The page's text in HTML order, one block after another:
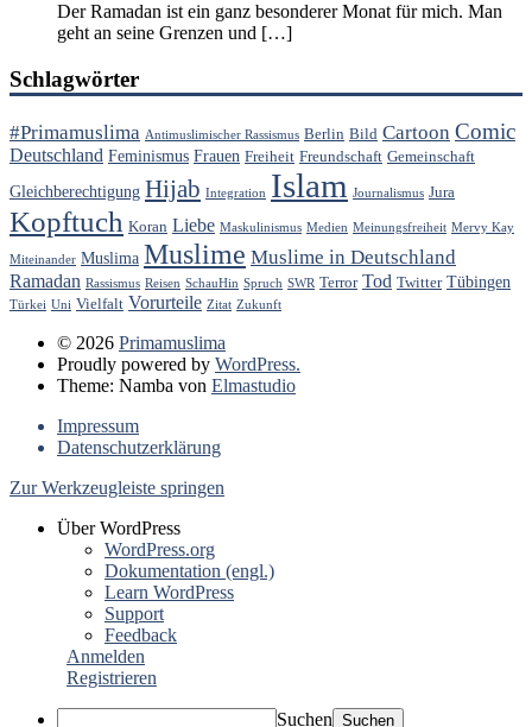
Der Ramadan ist ein ganz besonderer Monat für mich. Man
geht an seine Grenzen und […]
Schlagwörter
#Primamuslima Antimuslimischer Rassismus Berlin Bild Cartoon Comic
Deutschland Feminismus Frauen Freiheit Freundschaft Gemeinschaft
Gleichberechtigung Hijab Integration Islam Journalismus Jura
Kopftuch Koran Liebe Maskulinismus Medien Meinungsfreiheit Mervy Kay
Miteinander Muslima Muslime Muslime in Deutschland
Ramadan Rassismus Reisen SchauHin Spruch SWR Terror Tod Twitter Tübingen
Türkei Uni Vielfalt Vorurteile Zitat Zukunft
© 2026 Primamuslima
Proudly powered by WordPress.
Theme: Namba von Elmastudio
Impressum
Datenschutzerklärung
Zur Werkzeugleiste springen
Über WordPress
WordPress.org
Dokumentation (engl.)
Learn WordPress
Support
Feedback
Anmelden
Registrieren
Suchen